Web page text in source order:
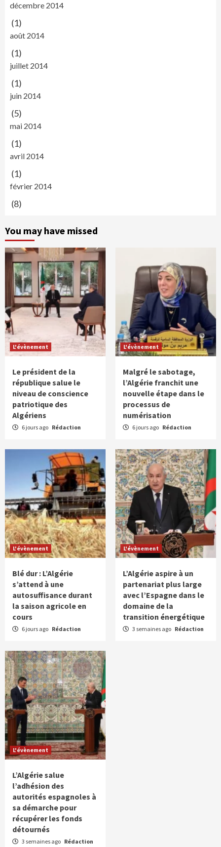
décembre 2014
(1)
août 2014
(1)
juillet 2014
(1)
juin 2014
(5)
mai 2014
(1)
avril 2014
(1)
février 2014
(8)
You may have missed
L'évènement
Le président de la
république salue le
niveau de conscience
patriotique des
Algériens
6 jours ago Rédaction
L'évènement
Malgré le sabotage,
l’Algérie franchit une
nouvelle étape dans le
processus de
numérisation
6 jours ago Rédaction
L'évènement
Blé dur : L’Algérie
s’attend à une
autosuffisance durant
la saison agricole en
cours
6 jours ago Rédaction
L'évènement
L’Algérie aspire à un
partenariat plus large
avec l’Espagne dans le
domaine de la
transition énergétique
3 semaines ago Rédaction
L'évènement
L’Algérie salue
l’adhésion des
autorités espagnoles à
sa démarche pour
récupérer les fonds
détournés
3 semaines ago Rédaction